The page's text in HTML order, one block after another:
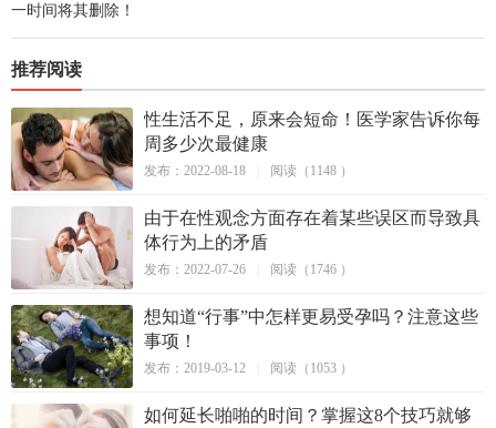
一时间将其删除！
推荐阅读
性生活不足，原来会短命！医学家告诉你每
周多少次最健康
发布：2022-08-18 阅读（1148 ）
由于在性观念方面存在着某些误区而导致具
体行为上的矛盾
发布：2022-07-26 阅读（1746 ）
想知道“行事”中怎样更易受孕吗？注意这些
事项！
发布：2019-03-12 阅读（1053 ）
如何延长啪啪的时间？掌握这8个技巧就够